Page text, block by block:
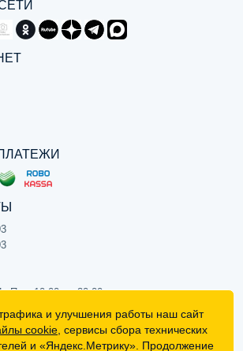
Пт с 10:00 до 20:00
20:00
13с1
этаж, офис 1
и улучшения работы наш сайт
cookie , сервисы сбора технических
и «Яндекс.Метрику». Продолжение